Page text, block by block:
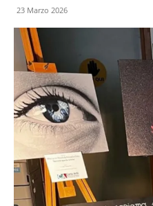
23 Marzo 2026